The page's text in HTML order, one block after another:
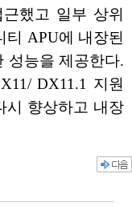
했고 일부 상위
티 APU에 내장된
성능을 제공한다.
DX11.1 지원
시 향상하고 내장